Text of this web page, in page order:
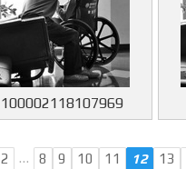
100002118107969
2 … 8 9 10 11 12 13